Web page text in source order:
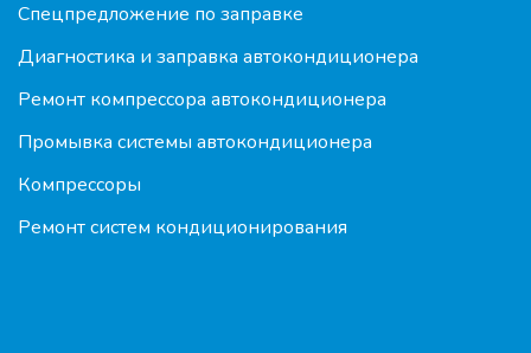
Спецпредложение по заправке
Диагностика и заправка автокондиционера
Ремонт компрессора автокондиционера
Промывка системы автокондиционера
Компрессоры
Ремонт систем кондиционирования